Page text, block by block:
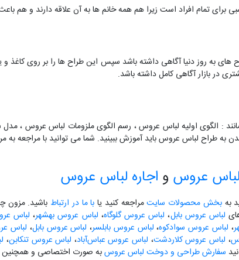
برای تمام افراد است زیرا هم همه خانم ها به آن علاقه دارند و هم
به روز دنیا آگاهی داشته باشد سپس این طراح ها را بر روی کاغذ
در بازار آگاهی کامل داشته باشد.
: الگوی اولیه لباس عروس ، رسم الگوی ملزومات لباس عروس ،
به طراح لباس عروس باید آموزش ببینید. شما می توانید با مراجعه
عروس و اجاره لباس عروس
بهبخش محصولات سایتمراجعه کنید یا با ما در ارتباط باشید. مزون
لباس عروس بابل، لباس عروس گلوگاه، لباس عروس بهشهر، لباس
، لباس عروس سوادکوه، لباس عروس بابلسر، لباس عروس بابل، لباس
، لباس عروس کلاردشت، لباس عروس عباس‌آباد، لباس عروس تنکابن،
سفارش طراحی و دوخت لباس عروسبه صورت اختصاصی و همچنین